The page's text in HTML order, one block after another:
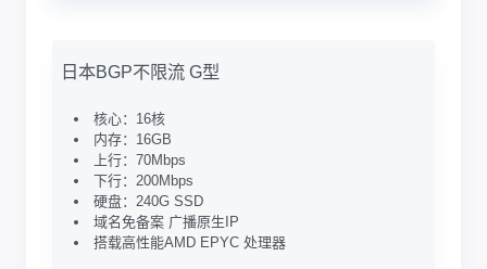
日本BGP不限流 G型
核心：16核
内存：16GB
上行：70Mbps
下行：200Mbps
硬盘：240G SSD
域名免备案 广播原生IP
搭载高性能AMD EPYC 处理器